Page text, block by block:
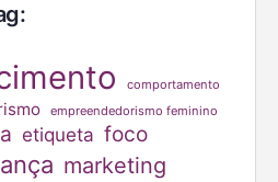
comportamento
empreendedorismo feminino
etiqueta foco
marketing